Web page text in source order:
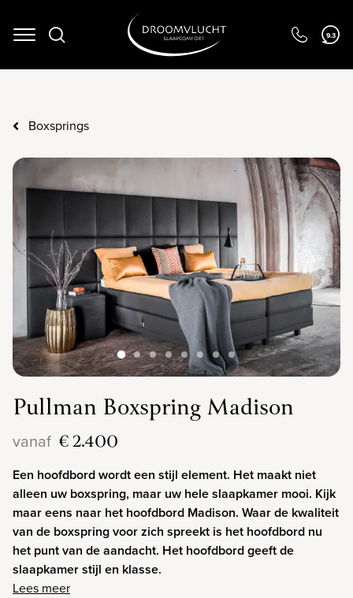
Navigation 9.3
Boxsprings
Pullman Boxspring Madison
vanaf € 2.400
Een hoofdbord wordt een stijl element. Het maakt niet
alleen uw boxspring, maar uw hele slaapkamer mooi. Kijk
maar eens naar het hoofdbord Madison. Waar de kwaliteit
van de boxspring voor zich spreekt is het hoofdbord nu
het punt van de aandacht. Het hoofdbord geeft de
slaapkamer stijl en klasse.
Lees meer